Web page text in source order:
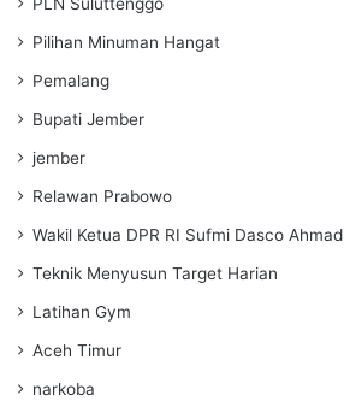
Pilihan Minuman Hangat
Pemalang
Bupati Jember
jember
Relawan Prabowo
Wakil Ketua DPR RI Sufmi Dasco Ahmad
Teknik Menyusun Target Harian
Latihan Gym
Aceh Timur
narkoba